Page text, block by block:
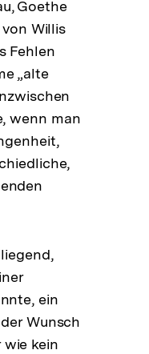
Goethe
Willis
Fehlen
„alte
wenn man
ein
Wunsch
kein